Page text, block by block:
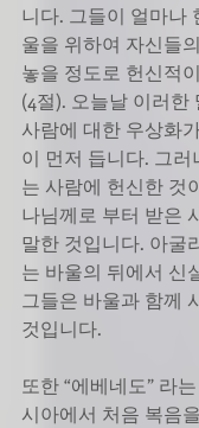
니다. 그들이 얼마나
울을 위하여 자신들
놓을 정도로 헌신적
(4절). 오늘날 이러한
사람에 대한 우상화
이 먼저 듭니다. 그
는 사람에 헌신한 것
나님께로 부터 받은
말한 것입니다. 아굴
는 바울의 뒤에서 신
그들은 바울과 함께
것입니다.
또한 “에베네도” 라
시아에서 처음 복음